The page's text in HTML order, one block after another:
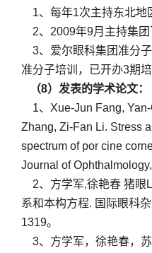
1、每年1次主持东北地
2、2009年9月主持集团
3、爱尔眼科集团准分
准分子培训，已开办3期培
（8）发表的学术论文：
1、Xue-Jun Fang,
Zhang, Zi-Fan Li. Stress
spectrum of por cine
Journal of
2、方学军,徐艳春 猪眼
系和本构方程. 国际眼科
1319。
3、方学军，徐艳春，